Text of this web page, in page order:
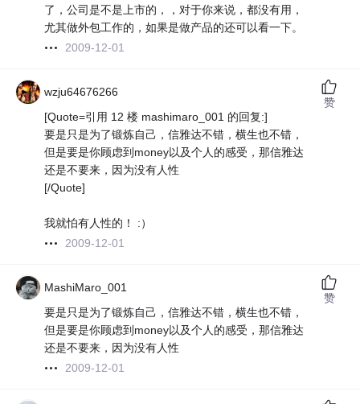
了，公司是不是上市的，，对于你来说，都没有用，
尤其做外包工作的，如果是做产品的还可以看一下。
2009-12-01
wzju64676266
[Quote=引用 12 楼 mashimaro_001 的回复:]
要是只是为了锻炼自己，信雅达不错，横生也不错，
但是要是你顾虑到money以及个人的感受，那信雅达
还是不要来，因为没有人性
[/Quote]
我就怕有人性的！ :）
2009-12-01
赞
MashiMaro_001
要是只是为了锻炼自己，信雅达不错，横生也不错，
但是要是你顾虑到money以及个人的感受，那信雅达
还是不要来，因为没有人性
2009-12-01
赞